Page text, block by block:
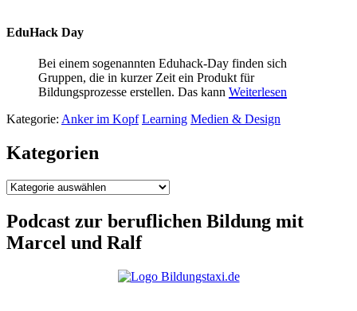
EduHack Day
Bei einem sogenannten Eduhack-Day finden sich
Gruppen, die in kurzer Zeit ein Produkt für
Bildungsprozesse erstellen. Das kann Weiterlesen
Kategorie: Anker im Kopf Learning Medien & Design
Kategorien
Kategorien
Podcast zur beruflichen Bildung mit
Marcel und Ralf